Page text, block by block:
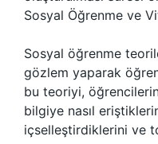
Sosyal Öğrenme ve
Sosyal öğrenme
gözlem yaparak
bu teoriyi,
bilgiye nasıl
içselleştirdiklerini ve